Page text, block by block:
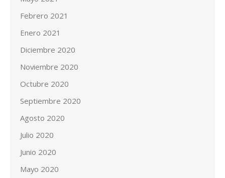
Febrero 2021
Enero 2021
Diciembre 2020
Noviembre 2020
Octubre 2020
Septiembre 2020
Agosto 2020
Julio 2020
Junio 2020
Mayo 2020